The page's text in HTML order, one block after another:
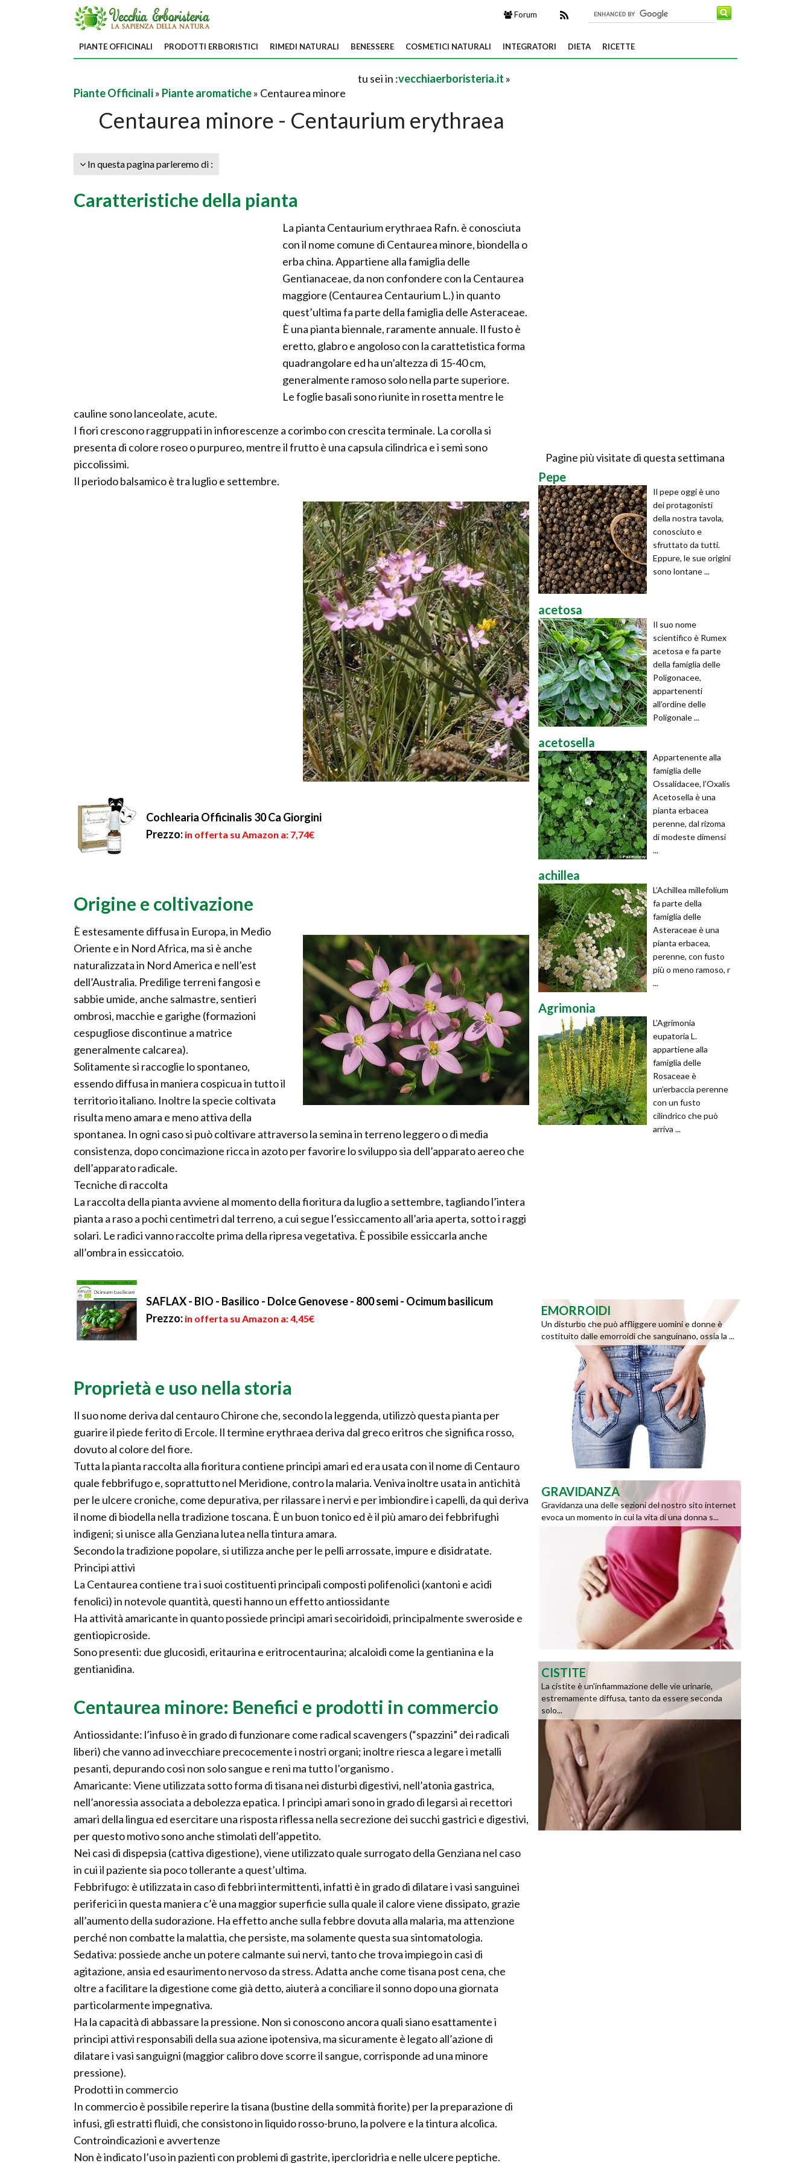
Forum
PIANTE OFFICINALI PRODOTTI ERBORISTICI RIMEDI NATURALI BENESSERE COSMETICI NATURALI INTEGRATORI DIETA RICETTE
tu sei in :vecchiaerboristeria.it »
Piante Officinali» Piante aromatiche» Centaurea minore
Centaurea minore - Centaurium erythraea
In questa pagina parleremo di :
Caratteristiche della pianta
La pianta Centaurium erythraea Rafn. è conosciuta
con il nome comune di Centaurea minore, biondella o
erba china. Appartiene alla famiglia delle
Gentianaceae, da non confondere con la Centaurea
maggiore (Centaurea Centaurium L.) in quanto
quest’ultima fa parte della famiglia delle Asteraceae.
È una pianta biennale, raramente annuale. Il fusto è
eretto, glabro e angoloso con la carattetistica forma
quadrangolare ed ha un’altezza di 15-40 cm,
generalmente ramoso solo nella parte superiore.
Le foglie basali sono riunite in rosetta mentre le
cauline sono lanceolate, acute.
I fiori crescono raggruppati in infiorescenze a corimbo con crescita terminale. La corolla si
presenta di colore roseo o purpureo, mentre il frutto è una capsula cilindrica e i semi sono
piccolissimi.
Il periodo balsamico è tra luglio e settembre.
Cochlearia Officinalis 30 Ca Giorgini
Prezzo: in offerta su Amazon a: 7,74€
Origine e coltivazione
È estesamente diffusa in Europa, in Medio
Oriente e in Nord Africa, ma si è anche
naturalizzata in Nord America e nell’est
dell’Australia. Predilige terreni fangosi e
sabbie umide, anche salmastre, sentieri
ombrosi, macchie e garighe (formazioni
cespugliose discontinue a matrice
generalmente calcarea).
Solitamente si raccoglie lo spontaneo,
essendo diffusa in maniera cospicua in tutto il
territorio italiano. Inoltre la specie coltivata
risulta meno amara e meno attiva della
spontanea. In ogni caso si può coltivare attraverso la semina in terreno leggero o di media
consistenza, dopo concimazione ricca in azoto per favorire lo sviluppo sia dell’apparato aereo che
dell’apparato radicale.
Tecniche di raccolta
La raccolta della pianta avviene al momento della fioritura da luglio a settembre, tagliando l’intera
pianta a raso a pochi centimetri dal terreno, a cui segue l’essiccamento all’aria aperta, sotto i raggi
solari. Le radici vanno raccolte prima della ripresa vegetativa. È possibile essiccarla anche
all’ombra in essiccatoio.
SAFLAX - BIO - Basilico - Dolce Genovese - 800 semi - Ocimum basilicum
Prezzo: in offerta su Amazon a: 4,45€
Proprietà e uso nella storia
Il suo nome deriva dal centauro Chirone che, secondo la leggenda, utilizzò questa pianta per
guarire il piede ferito di Ercole. Il termine erythraea deriva dal greco eritros che significa rosso,
dovuto al colore del fiore.
Tutta la pianta raccolta alla fioritura contiene principi amari ed era usata con il nome di Centauro
quale febbrifugo e, soprattutto nel Meridione, contro la malaria. Veniva inoltre usata in antichità
per le ulcere croniche, come depurativa, per rilassare i nervi e per imbiondire i capelli, da qui deriva
il nome di biodella nella tradizione toscana. È un buon tonico ed è il più amaro dei febbrifughi
indigeni; si unisce alla Genziana lutea nella tintura amara.
Secondo la tradizione popolare, si utilizza anche per le pelli arrossate, impure e disidratate.
Principi attivi
La Centaurea contiene tra i suoi costituenti principali composti polifenolici (xantoni e acidi
fenolici) in notevole quantità, questi hanno un effetto antiossidante
Ha attività amaricante in quanto possiede principi amari secoiridoidi, principalmente sweroside e
gentiopicroside.
Sono presenti: due glucosidi, eritaurina e eritrocentaurina; alcaloidi come la gentianina e la
gentianidina.
Centaurea minore: Benefici e prodotti in commercio
Antiossidante: l’infuso è in grado di funzionare come radical scavengers (“spazzini” dei radicali
liberi) che vanno ad invecchiare precocemente i nostri organi; inoltre riesca a legare i metalli
pesanti, depurando cosi non solo sangue e reni ma tutto l’organismo .
Amaricante: Viene utilizzata sotto forma di tisana nei disturbi digestivi, nell’atonia gastrica,
nell’anoressia associata a debolezza epatica. I principi amari sono in grado di legarsi ai recettori
amari della lingua ed esercitare una risposta riflessa nella secrezione dei succhi gastrici e digestivi,
per questo motivo sono anche stimolati dell’appetito.
Nei casi di dispepsia (cattiva digestione), viene utilizzato quale surrogato della Genziana nel caso
in cui il paziente sia poco tollerante a quest’ultima.
Febbrifugo: è utilizzata in caso di febbri intermittenti, infatti è in grado di dilatare i vasi sanguinei
periferici in questa maniera c’è una maggior superficie sulla quale il calore viene dissipato, grazie
all’aumento della sudorazione. Ha effetto anche sulla febbre dovuta alla malaria, ma attenzione
perché non combatte la malattia, che persiste, ma solamente questa sua sintomatologia.
Sedativa: possiede anche un potere calmante sui nervi, tanto che trova impiego in casi di
agitazione, ansia ed esaurimento nervoso da stress. Adatta anche come tisana post cena, che
oltre a facilitare la digestione come già detto, aiuterà a conciliare il sonno dopo una giornata
particolarmente impegnativa.
Ha la capacità di abbassare la pressione. Non si conoscono ancora quali siano esattamente i
principi attivi responsabili della sua azione ipotensiva, ma sicuramente è legato all’azione di
dilatare i vasi sanguigni (maggior calibro dove scorre il sangue, corrisponde ad una minore
pressione).
Prodotti in commercio
In commercio è possibile reperire la tisana (bustine della sommità fiorite) per la preparazione di
infusi, gli estratti fluidi, che consistono in liquido rosso-bruno, la polvere e la tintura alcolica.
Controindicazioni e avvertenze
Non è indicato l’uso in pazienti con problemi di gastrite, ipercloridria e nelle ulcere peptiche.
Pagine più visitate di questa settimana
Pepe
Il pepe oggi è uno
dei protagonisti
della nostra tavola,
conosciuto e
sfruttato da tutti.
Eppure, le sue origini
sono lontane ...
acetosa
Il suo nome
scientifico è Rumex
acetosa e fa parte
della famiglia delle
Poligonacee,
appartenenti
all’ordine delle
Poligonale ...
acetosella
Appartenente alla
famiglia delle
Ossalidacee, l’Oxalis
Acetosella è una
pianta erbacea
perenne, dal rizoma
di modeste dimensi
...
achillea
L’Achillea millefolium
fa parte della
famiglia delle
Asteraceae è una
pianta erbacea,
perenne, con fusto
più o meno ramoso, r
...
Agrimonia
L’Agrimonia
eupatoria L.
appartiene alla
famiglia delle
Rosaceae è
un’erbaccia perenne
con un fusto
cilindrico che può
arriva ...
EMORROIDI
Un disturbo che può affliggere uomini e donne è
costituito dalle emorroidi che sanguinano, ossia la ...
GRAVIDANZA
Gravidanza una delle sezioni del nostro sito internet
evoca un momento in cui la vita di una donna s...
CISTITE
La cistite è un'infiammazione delle vie urinarie,
estremamente diffusa, tanto da essere seconda
solo...